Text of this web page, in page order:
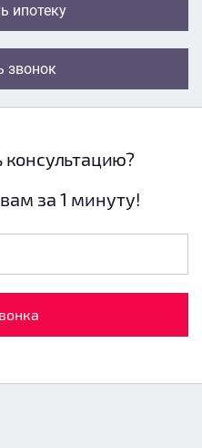
ипотеку
звонок
консультацию?
за 1 минуту!